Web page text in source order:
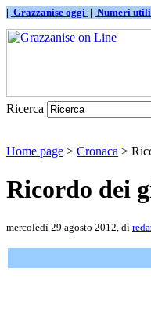
| Grazzanise oggi | Numeri utili
Ricerca
Home page > Cronaca >
Ricordo dei
mercoledì 29 agosto 2012, di